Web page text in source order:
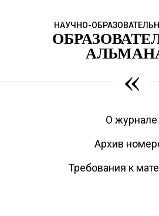
НАУЧНО-
«
О журнале
Архив
Требования к